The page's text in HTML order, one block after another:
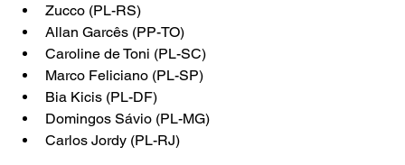
Zucco (PL-RS)
Allan Garcês (PP-TO)
Caroline de Toni (PL-SC)
Marco Feliciano (PL-SP)
Bia Kicis (PL-DF)
Domingos Sávio (PL-MG)
Carlos Jordy (PL-RJ)